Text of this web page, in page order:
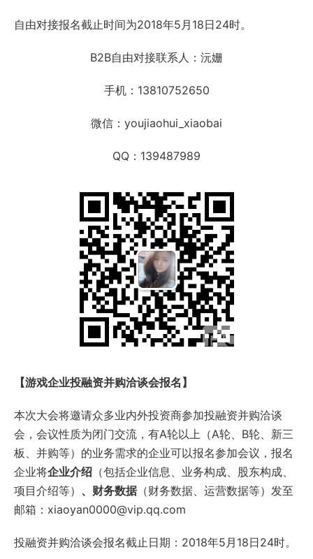
自由对接报名截止时间为2018年5月18日24时。
B2B自由对接联系人：沅姗
手机：13810752650
微信：youjiaohui_xiaobai
QQ：139487989
【游戏企业投融资并购洽谈会报名】
本次大会将邀请众多业内外投资商参加投融资并购洽谈
会，会议性质为闭门交流，有A轮以上（A轮、B轮、新三
板、并购等）的业务需求的企业可以报名参加会议，报名
企业将企业介绍 （包括企业信息、业务构成、股东构成、
项目介绍等） 、财务数据（财务数据、运营数据等）发至
邮箱：xiaoyan0000@vip.qq.com
投融资并购洽谈会报名截止日期：2018年5月18日24时。